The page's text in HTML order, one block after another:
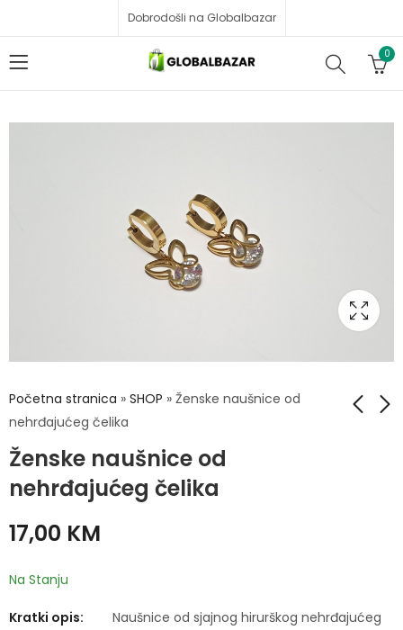
Dobrodošli na Globalbazar
0
Početna stranica » SHOP » Ženske naušnice od
nehrđajućeg čelika
Ženske naušnice od
nehrđajućeg čelika
17,00 KM
Na Stanju
Kratki opis:
Naušnice od sjajnog hirurškog nehrđajućeg